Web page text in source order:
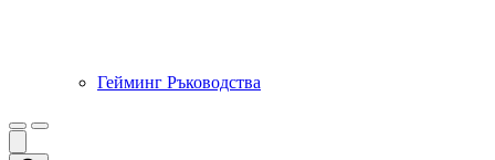
Гейминг Ръководства